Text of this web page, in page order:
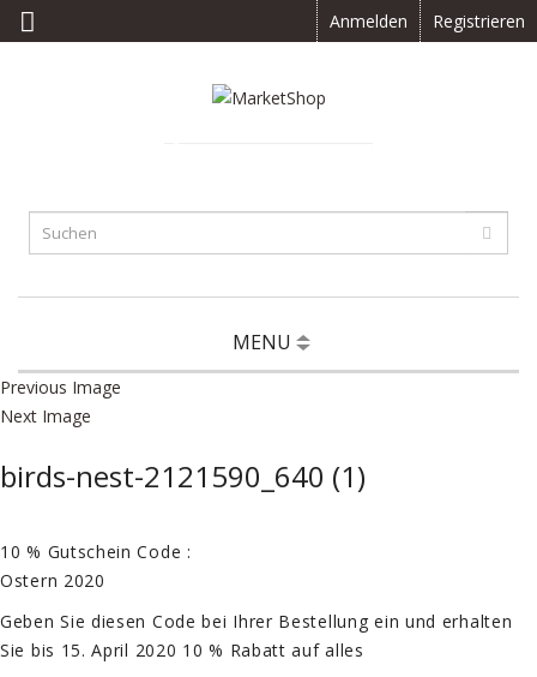
Anmelden Registrieren
MENU
Previous Image
Next Image
birds-nest-2121590_640 (1)
10 % Gutschein Code :
Ostern 2020
Geben Sie diesen Code bei Ihrer Bestellung ein und erhalten
Sie bis 15. April 2020 10 % Rabatt auf alles